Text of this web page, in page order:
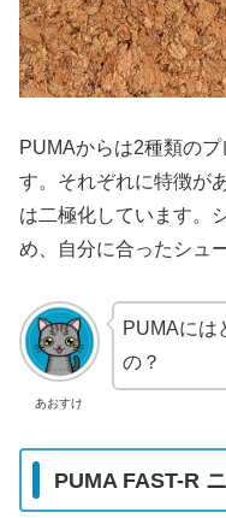
PUMAからは2種類の
す。それぞれに特徴が
は二極化しています。
め、自分に合ったシュ
あおすけ
PUMAには
の？
PUMA FAST-R